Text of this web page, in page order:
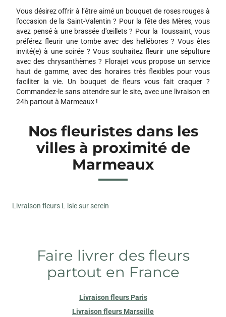
Vous désirez offrir à l’être aimé un bouquet de roses rouges à
l’occasion de la Saint-Valentin ? Pour la fête des Mères, vous
avez pensé à une brassée d'œillets ? Pour la Toussaint, vous
préférez fleurir une tombe avec des hellébores ? Vous êtes
invité(e) à une soirée ? Vous souhaitez fleurir une sépulture
avec des chrysanthèmes ? Florajet vous propose un service
haut de gamme, avec des horaires très flexibles pour vous
faciliter la vie. Un bouquet de fleurs vous fait craquer ?
Commandez-le sans attendre sur le site, avec une livraison en
24h partout à Marmeaux !
Nos fleuristes dans les
villes à proximité de
Marmeaux
Livraison fleurs L isle sur serein
Faire livrer des fleurs
partout en France
Livraison fleurs Paris
Livraison fleurs Marseille